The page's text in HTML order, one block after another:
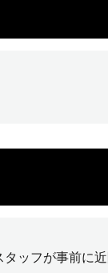
ッフが事前に